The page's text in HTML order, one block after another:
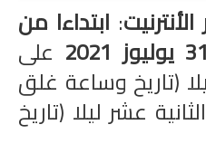
: ابتداءا من
على
(تاريخ وساعة غلق
عشر ليلا (تاريخ